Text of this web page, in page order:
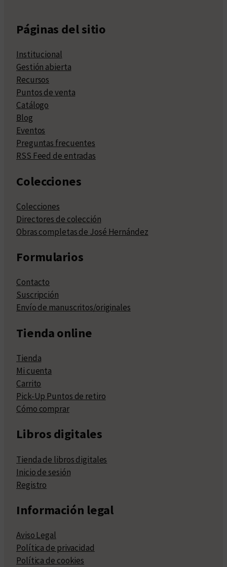
Páginas del sitio
Institucional
Gestión abierta
Recursos
Puntos de venta
Catálogo
Blog
Eventos
Preguntas frecuentes
RSS Feed de entradas
Colecciones
Colecciones
Directores de colección
Obras completas de José Hernández
Formularios
Contacto
Suscripción
Envío de manuscritos/originales
Tienda online
Tienda
Mi cuenta
Carrito
Pick-Up Puntos de retiro
Cómo comprar
Libros digitales
Tienda de libros digitales
Inicio de sesión
Registro
Información legal
Aviso Legal
Política de privacidad
Política de cookies